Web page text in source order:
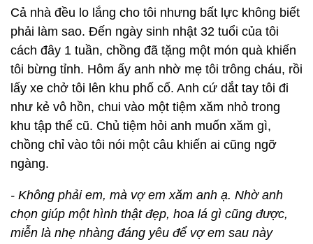
Cả nhà đều lo lắng cho tôi nhưng bất lực không biết
phải làm sao. Đến ngày sinh nhật 32 tuổi của tôi
cách đây 1 tuần, chồng đã tặng một món quà khiến
tôi bừng tỉnh. Hôm ấy anh nhờ mẹ tôi trông cháu, rồi
lấy xe chở tôi lên khu phố cổ. Anh cứ dắt tay tôi đi
như kẻ vô hồn, chui vào một tiệm xăm nhỏ trong
khu tập thể cũ. Chủ tiệm hỏi anh muốn xăm gì,
chồng chỉ vào tôi nói một câu khiến ai cũng ngỡ
ngàng.
- Không phải em, mà vợ em xăm anh ạ. Nhờ anh
chọn giúp một hình thật đẹp, hoa lá gì cũng được,
miễn là nhẹ nhàng đáng yêu để vợ em sau này